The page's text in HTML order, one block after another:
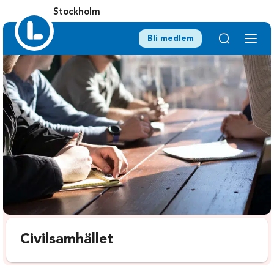
Stockholm
Bli medlem
Civilsamhället